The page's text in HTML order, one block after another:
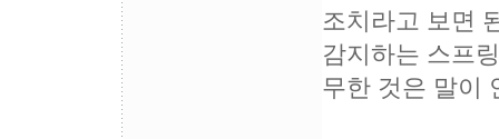
조치라고 보면
감지하는 스프
무한 것은 말이